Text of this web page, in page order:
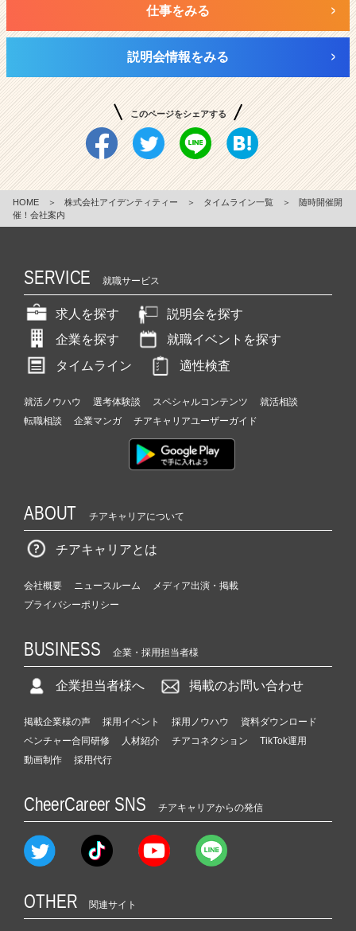
仕事をみる
説明会情報をみる
このページをシェアする
HOME ＞ 株式会社アイデンティティー ＞ タイムライン一覧 ＞
随時開催開
催！会社案内
SERVICE 就職サービス
求人を探す
説明会を探す
企業を探す
就職イベントを探す
タイムライン
適性検査
就活ノウハウ 選考体験談 スペシャルコンテンツ
就活相談
転職相談
企業マンガ チアキャリアユーザーガイド
ABOUT チアキャリアについて
チアキャリアとは
会社概要 ニュースルーム
メディア出演・掲載
プライバシーポリシー
BUSINESS 企業・採用担当者様
企業担当者様へ 掲載のお問い合わせ
掲載企業様の声 採用イベント 採用ノウハウ
資料ダウンロード
ベンチャー合同研修
人材紹介 チアコネクション
TikTok運用
動画制作
採用代行
CheerCareer SNS チアキャリアからの発信
OTHER 関連サイト